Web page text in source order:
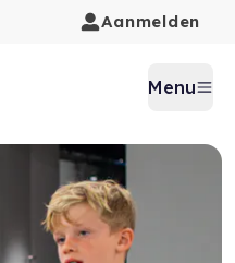
Aanmelden
Menu